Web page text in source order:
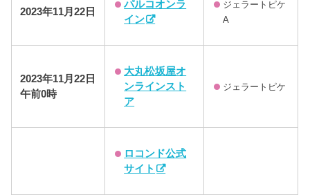
2023年11月22日
パルコオンラ
イン
ジェラートピケ
A
2023年11月22日
午前0時
大丸松坂屋オ
ンラインスト
ア
ジェラートピケ
ロコンド公式
サイト